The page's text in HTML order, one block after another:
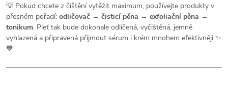
💡 Pokud chcete z čištění vytěžit maximum, používejte produkty v
přesném pořadí: odličovač → čisticí pěna → exfoliační pěna →
tonikum. Pleť tak bude dokonale odlíčená, vyčištěná, jemně
vyhlazená a připravená přijmout sérum i krém mnohem efektivněji ✨
💙